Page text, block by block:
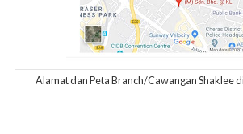
Alamat dan Peta Branch/Cawangan Shaklee